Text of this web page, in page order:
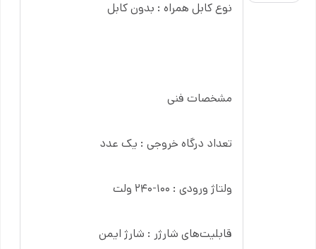
نوع کابل همراه : بدون کابل
مشخصات فنی
تعداد درگاه خروجی : یک عدد
ولتاژ ورودی : ۱۰۰-۲۴۰ ولت
قابلیت‌های شارژر : شارژ ایمن